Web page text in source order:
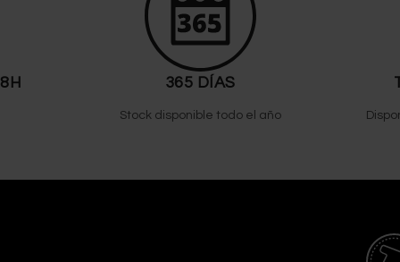
365 DÍAS
Stock disponible todo el año